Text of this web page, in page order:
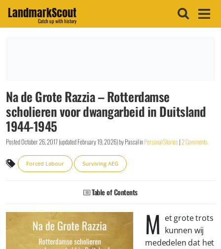
LandmarkScout
Catch up with history
Na de Grote Razzia – Rotterdamse
scholieren voor dwangarbeid in Duitsland
1944-1945
PostedOctober 26, 2017(updatedFebruary 19, 2026)byPascalinPersonal Stories|2 Comments
Forced Labour Surviving AEG
Table of Contents
M et grote trots
kunnen wij
mededelen dat het